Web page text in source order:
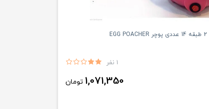
1 نفر
1,071,350 تومان